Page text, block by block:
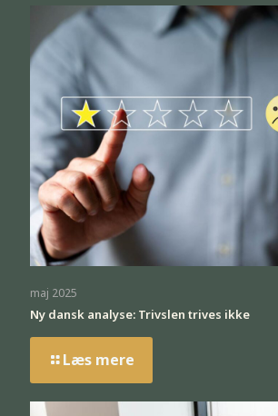
maj 2025
Ny dansk analyse: Trivslen trives ikke
Læs mere